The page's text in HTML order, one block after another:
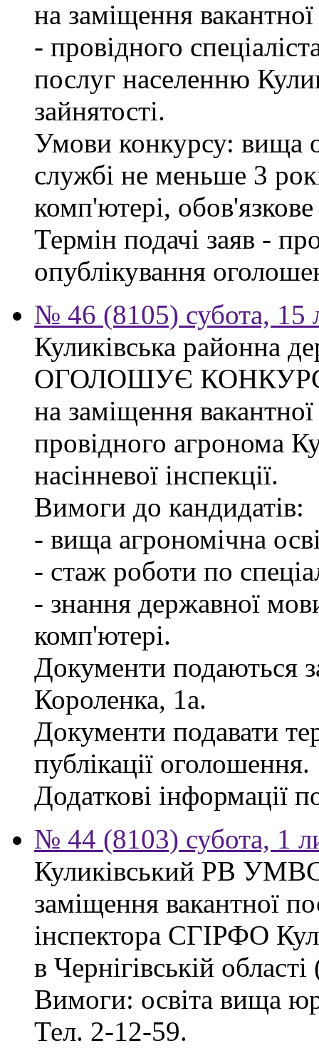
на заміщення
- провідного
послуг населенню
зайнятості.
Умови конкурсу: вища
службі не меньше 3
комп'ютері,
Термін подачі заяв -
опублікування
№ 46 (8105) субота, 15
Куликівська районна
ОГОЛОШУЄ
на заміщення
провідного агронома
насінневої інспекції.
Вимоги до кандидатів:
- вища агрономічна
- стаж роботи по
- знання державної
комп'ютері.
Документи подаються
Короленка, 1а.
Документи подавати
публікації оголошення.
Додаткові інформації
№ 44 (8103) субота, 1
Куликівський РВ
заміщення вакантної
інспектора СГІРФО
в Чернігівській
Вимоги: освіта вища
Тел. 2-12-59.